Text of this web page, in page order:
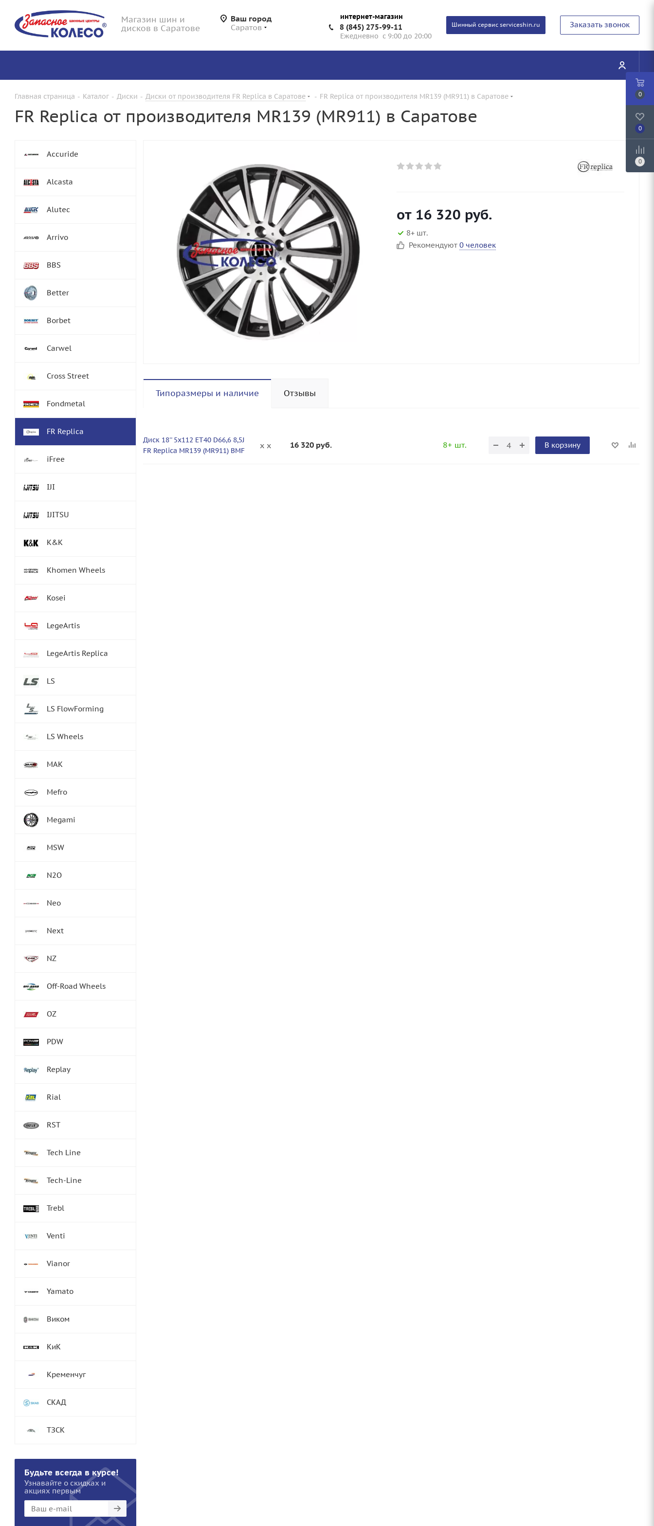
Магазин шин и
дисков в Саратове
Ваш город
Саратов
интернет-магазин
8 (845) 275-99-11
Ежедневно с 9:00 до 20:00
Шинный сервис serviceshin.ru Заказать звонок
Главная страница - Каталог - Диски - Диски от производителя FR Replica в Саратове - FR Replica от производителя MR139 (MR911) в Саратове
FR Replica от производителя MR139 (MR911) в Саратове
от 16 320 руб.
8+ шт.
Рекомендуют 0 человек
Типоразмеры и наличие Отзывы
Диск 18'' 5x112 ET40 D66,6 8,5J
FR Replica MR139 (MR911) BMF
x x 16 320 руб. 8+ шт. В корзину
Accuride
Alcasta
Alutec
Arrivo
BBS
Better
Borbet
Carwel
Cross Street
Fondmetal
FR Replica
iFree
IJI
IJITSU
K&K
Khomen Wheels
Kosei
LegeArtis
LegeArtis Replica
LS
LS FlowForming
LS Wheels
MAK
Mefro
Megami
MSW
N2O
Neo
Next
NZ
Off-Road Wheels
OZ
PDW
Replay
Rial
RST
Tech Line
Tech-Line
Trebl
Venti
Vianor
Yamato
Виком
КиК
Кременчуг
СКАД
ТЗСК
Будьте всегда в курсе!
Узнавайте о скидках и
акциях первым
0
0
0